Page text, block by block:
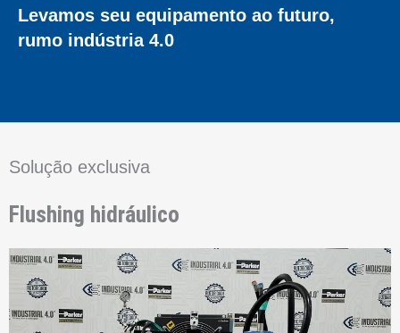
Levamos seu equipamento ao futuro,
rumo indústria 4.0
Solução exclusiva
Flushing hidráulico